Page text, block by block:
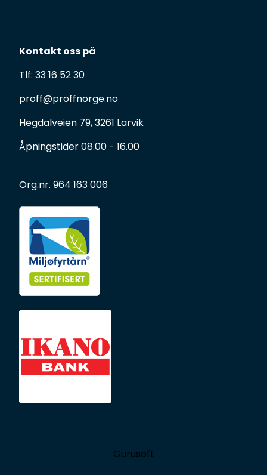
Kontakt oss på
Tlf: 33 16 52 30
proff@proffnorge.no
Hegdalveien 79, 3261 Larvik
Åpningstider 08.00 - 16.00
Org.nr. 964 163 006
Gurusoft